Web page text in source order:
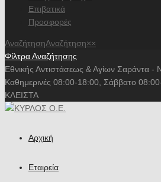
Επιβατικά
Προσφορές
ΑναζήτησηΑναζήτηση××
Φίλτρα Αναζήτησης
Εθνικής Αντιστάσεως & Αγίων Σαράντα -
Καθημερινές 08:00-18:00, Σάββατο
ΚΛΕΙΣΤΑ
Αρχική
Εταιρεία